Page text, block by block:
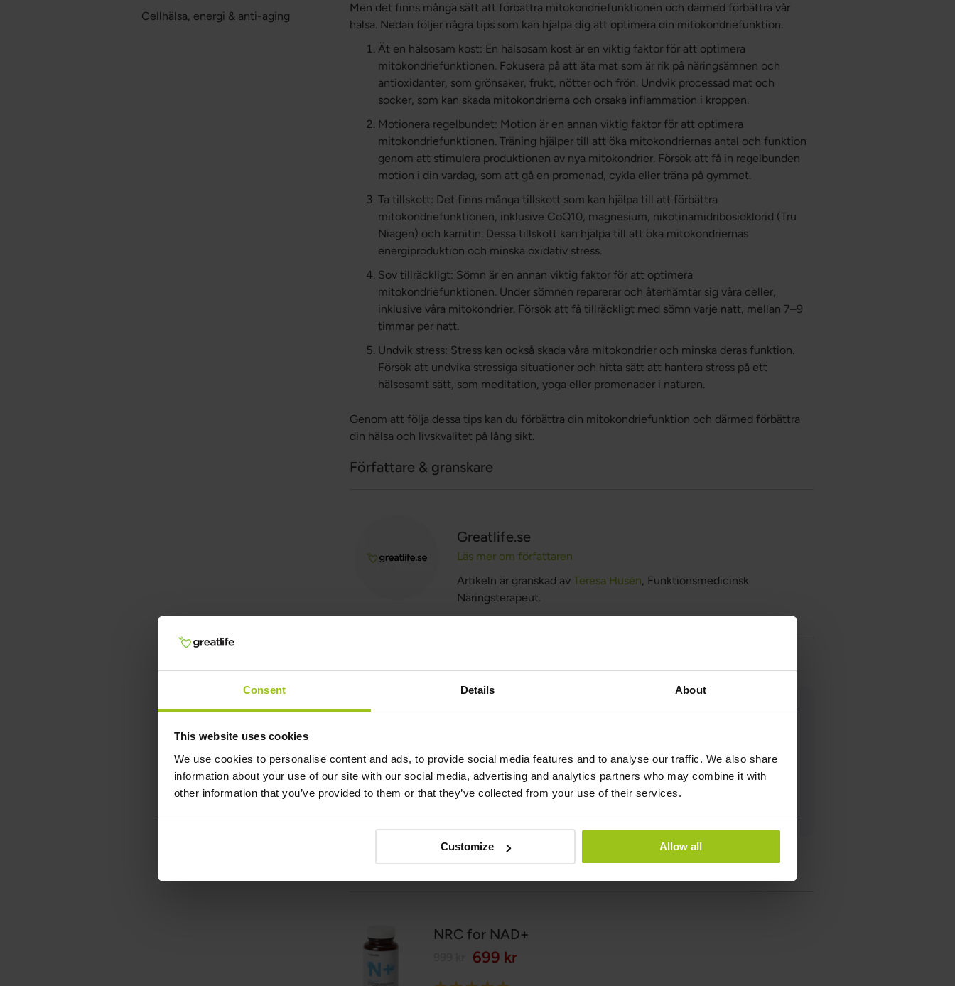
Consent Details About
This website uses cookies
We use cookies to personalise content and ads, to provide social media features and to analyse our traffic. We also share
information about your use of our site with our social media, advertising and analytics partners who may combine it with
other information that you’ve provided to them or that they’ve collected from your use of their services.
Customize Allow all
Men det finns många sätt att förbättra mitokondriefunktionen och därmed förbättra vår
hälsa. Nedan följer några tips som kan hjälpa dig att optimera din mitokondriefunktion.
Ät en hälsosam kost: En hälsosam kost är en viktig faktor för att optimera
mitokondriefunktionen. Fokusera på att äta mat som är rik på näringsämnen och
antioxidanter, som grönsaker, frukt, nötter och frön. Undvik processad mat och
socker, som kan skada mitokondrierna och orsaka inflammation i kroppen.
Motionera regelbundet: Motion är en annan viktig faktor för att optimera
mitokondriefunktionen. Träning hjälper till att öka mitokondriernas antal och funktion
genom att stimulera produktionen av nya mitokondrier. Försök att få in regelbunden
motion i din vardag, som att gå en promenad, cykla eller träna på gymmet.
Ta tillskott: Det finns många tillskott som kan hjälpa till att förbättra
mitokondriefunktionen, inklusive CoQ10, magnesium, nikotinamidribosidklorid (Tru
Niagen) och karnitin. Dessa tillskott kan hjälpa till att öka mitokondriernas
energiproduktion och minska oxidativ stress.
Sov tillräckligt: Sömn är en annan viktig faktor för att optimera
mitokondriefunktionen. Under sömnen reparerar och återhämtar sig våra celler,
inklusive våra mitokondrier. Försök att få tillräckligt med sömn varje natt, mellan 7–9
timmar per natt.
Undvik stress: Stress kan också skada våra mitokondrier och minska deras funktion.
Försök att undvika stressiga situationer och hitta sätt att hantera stress på ett
hälsosamt sätt, som meditation, yoga eller promenader i naturen.
Genom att följa dessa tips kan du förbättra din mitokondriefunktion och därmed förbättra
din hälsa och livskvalitet på lång sikt.
Författare & granskare
Greatlife.se
Läs mer om författaren
Artikeln är granskad av Teresa Husén, Funktionsmedicinsk
Näringsterapeut.
Författare:
Granskare:
Teresa Husén, Funktionsmedicinsk Näringsterapeut
Senast uppdaterad:
Relaterade produkter
NRC for NAD+
699 kr
Cellhälsa, energi & anti-aging